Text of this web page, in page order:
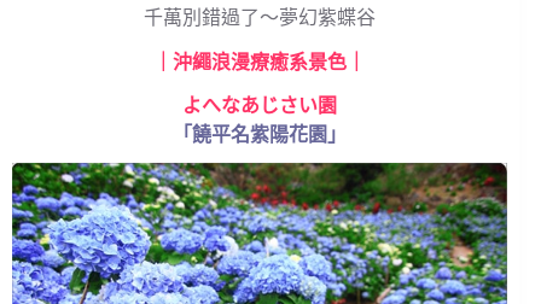
千萬別錯過了～夢幻紫蝶谷
｜沖繩浪漫療癒系景色｜
よへなあじさい園
「饒平名紫陽花園」